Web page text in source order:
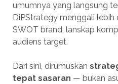
umumnya yang langsung
DiPStrategy menggali
SWOT brand, lanskap
audiens target.
Dari sini, dirumuskan
tepat sasaran — bukan